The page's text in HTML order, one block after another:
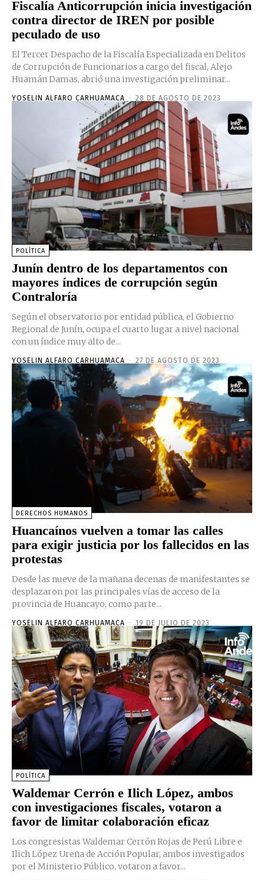
Fiscalía Anticorrupción inicia investigación
contra director de IREN por posible
peculado de uso
El Tercer Despacho de la Fiscalía Especializada en Delitos
de Corrupción de Funcionarios a cargo del fiscal, Alejo
Huamán Damas, abrió una investigación preliminar...
YOSELIN ALFARO CARHUAMACA - 28 DE AGOSTO DE 2023
POLÍTICA
Junín dentro de los departamentos con
mayores índices de corrupción según
Contraloría
Según el observatorio por entidad pública, el Gobierno
Regional de Junín, ocupa el cuarto lugar a nivel nacional
con un índice muy alto de...
YOSELIN ALFARO CARHUAMACA - 27 DE AGOSTO DE 2023
DERECHOS HUMANOS
Huancaínos vuelven a tomar las calles
para exigir justicia por los fallecidos en las
protestas
Desde las nueve de la mañana decenas de manifestantes se
desplazaron por las principales vías de acceso de la
provincia de Huancayo, como parte...
YOSELIN ALFARO CARHUAMACA - 19 DE JULIO DE 2023
POLÍTICA
Waldemar Cerrón e Ilich López, ambos
con investigaciones fiscales, votaron a
favor de limitar colaboración eficaz
Los congresistas Waldemar Cerrón Rojas de Perú Libre e
Ilich López Ureña de Acción Popular, ambos investigados
por el Ministerio Público, votaron a favor...